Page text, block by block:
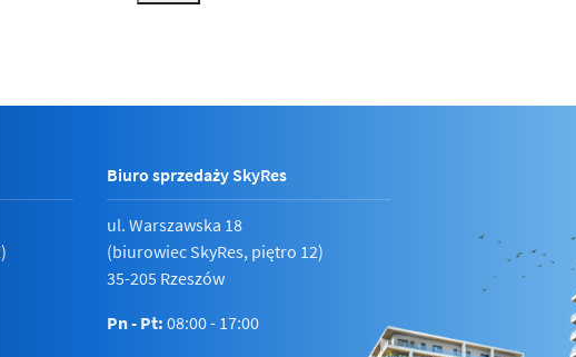
Biuro sprzedaży SkyRes
ul. Warszawska 18
(biurowiec SkyRes, piętro 12)
35-205 Rzeszów
Pn - Pt: 08:00 - 17:00